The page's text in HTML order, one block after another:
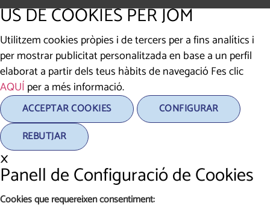
ÚS DE COOKIES PER JOM
Utilitzem cookies pròpies i de tercers per a fins analítics i
per mostrar publicitat personalitzada en base a un perfil
elaborat a partir dels teus hàbits de navegació Fes clic
AQUÍ per a més informació.
ACCEPTAR COOKIES
CONFIGURAR
REBUTJAR
×
Panell de Configuració de Cookies
Cookies que requereixen consentiment: